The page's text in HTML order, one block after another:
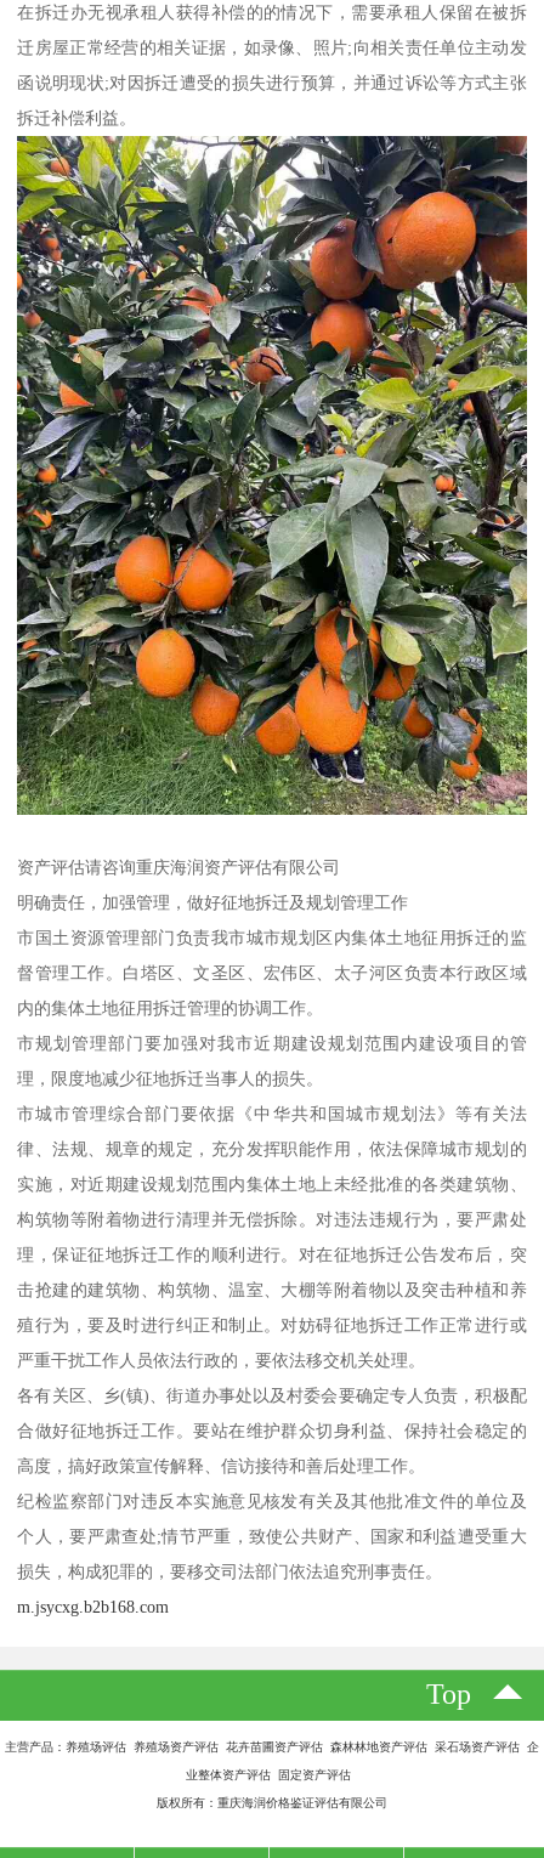
在拆迁办无视承租人获得补偿的的情况下，需要承租人保留在被拆
迁房屋正常经营的相关证据，如录像、照片;向相关责任单位主动发
函说明现状;对因拆迁遭受的损失进行预算，并通过诉讼等方式主张
拆迁补偿利益。
资产评估请咨询重庆海润资产评估有限公司
明确责任，加强管理，做好征地拆迁及规划管理工作
市国土资源管理部门负责我市城市规划区内集体土地征用拆迁的监
督管理工作。白塔区、文圣区、宏伟区、太子河区负责本行政区域
内的集体土地征用拆迁管理的协调工作。
市规划管理部门要加强对我市近期建设规划范围内建设项目的管
理，限度地减少征地拆迁当事人的损失。
市城市管理综合部门要依据《中华共和国城市规划法》等有关法
律、法规、规章的规定，充分发挥职能作用，依法保障城市规划的
实施，对近期建设规划范围内集体土地上未经批准的各类建筑物、
构筑物等附着物进行清理并无偿拆除。对违法违规行为，要严肃处
理，保证征地拆迁工作的顺利进行。对在征地拆迁公告发布后，突
击抢建的建筑物、构筑物、温室、大棚等附着物以及突击种植和养
殖行为，要及时进行纠正和制止。对妨碍征地拆迁工作正常进行或
严重干扰工作人员依法行政的，要依法移交机关处理。
各有关区、乡(镇)、街道办事处以及村委会要确定专人负责，积极配
合做好征地拆迁工作。要站在维护群众切身利益、保持社会稳定的
高度，搞好政策宣传解释、信访接待和善后处理工作。
纪检监察部门对违反本实施意见核发有关及其他批准文件的单位及
个人，要严肃查处;情节严重，致使公共财产、国家和利益遭受重大
损失，构成犯罪的，要移交司法部门依法追究刑事责任。
m.jsycxg.b2b168.com
Top
主营产品：养殖场评估 养殖场资产评估 花卉苗圃资产评估 森林林地资产评估 采石场资产评估 企
业整体资产评估 固定资产评估
版权所有：重庆海润价格鉴证评估有限公司